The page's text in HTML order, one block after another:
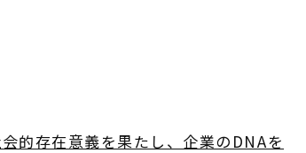
的存在意義を果たし、企業のDNAを